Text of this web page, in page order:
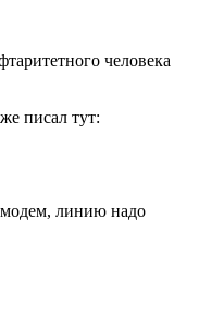
человека
писал тут:
модем, линию надо